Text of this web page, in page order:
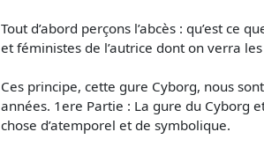
Tout d’abord perçons l’abcès : qu’est ce
et féministes de l’autrice dont on verra
Ces principe, cette gure Cyborg, nous
années. 1ere Partie : La gure du Cyborg
chose d’atemporel et de symbolique.